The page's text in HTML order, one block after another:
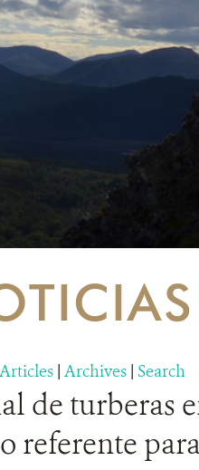
| Archives | Search
de turberas
referente